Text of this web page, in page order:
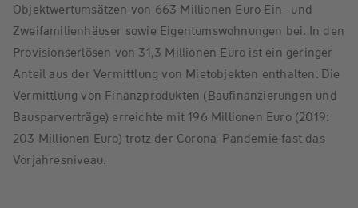
Objektwertumsätzen von 663 Millionen Euro Ein- und
Zweifamilienhäuser sowie Eigentumswohnungen bei. In den
Provisionserlösen von 31,3 Millionen Euro ist ein geringer
Anteil aus der Vermittlung von Mietobjekten enthalten. Die
Vermittlung von Finanzprodukten (Baufinanzierungen und
Bausparverträge) erreichte mit 196 Millionen Euro (2019:
203 Millionen Euro) trotz der Corona-Pandemie fast das
Vorjahresniveau.